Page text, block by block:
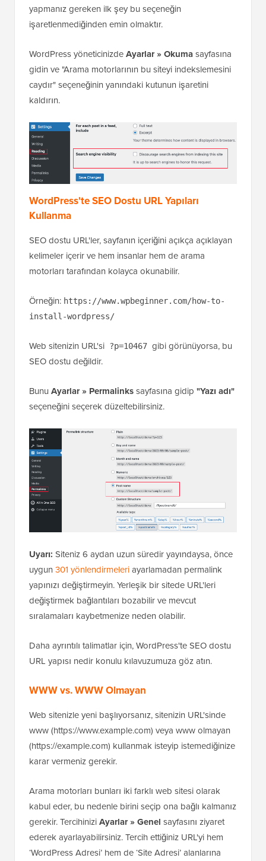
yapmanız gereken ilk şey bu seçeneğin
işaretlenmediğinden emin olmaktır.
WordPress yöneticinizdeAyarlar » Okumasayfasına
gidin ve "Arama motorlarının bu siteyi indekslemesini
caydır" seçeneğinin yanındaki kutunun işaretini
kaldırın.
WordPress'te SEO Dostu URL Yapıları
Kullanma
SEO dostu URL'ler, sayfanın içeriğini açıkça açıklayan
kelimeler içerir ve hem insanlar hem de arama
motorları tarafından kolayca okunabilir.
Örneğin: https://www.wpbeginner.com/how-to-
install-wordpress/
Web sitenizin URL'si ?p=10467 gibi görünüyorsa, bu
SEO dostu değildir.
Bunu Ayarlar » Permalinkssayfasına gidip "Yazı adı"
seçeneğini seçerek düzeltebilirsiniz.
Uyarı: Siteniz 6 aydan uzun süredir yayındaysa, önce
uygun 301 yönlendirmeleriayarlamadan permalink
yapınızı değiştirmeyin. Yerleşik bir sitede URL'leri
değiştirmek bağlantıları bozabilir ve mevcut
sıralamaları kaybetmenize neden olabilir.
Daha ayrıntılı talimatlar için, WordPress'te SEO dostu
URL yapısı nedir konulu kılavuzumuza göz atın.
WWW vs. WWW Olmayan
Web sitenizle yeni başlıyorsanız, sitenizin URL'sinde
www (https://www.example.com) veya www olmayan
(https://example.com) kullanmak isteyip istemediğinize
karar vermeniz gerekir.
Arama motorları bunları iki farklı web sitesi olarak
kabul eder, bu nedenle birini seçip ona bağlı kalmanız
gerekir. TercihiniziAyarlar » Genel sayfasını ziyaret
ederek ayarlayabilirsiniz. Tercih ettiğiniz URL'yi hem
‘WordPress Adresi’ hem de ‘Site Adresi’ alanlarına